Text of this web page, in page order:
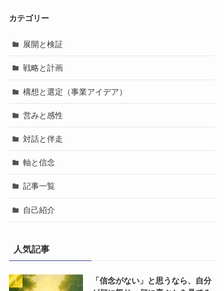
カテゴリー
展開と検証
戦略と計画
構想と選定（事業アイデア）
営みと感性
対話と伴走
軸と信念
記事一覧
自己紹介
人気記事
「信念がない」と思うなら、自分